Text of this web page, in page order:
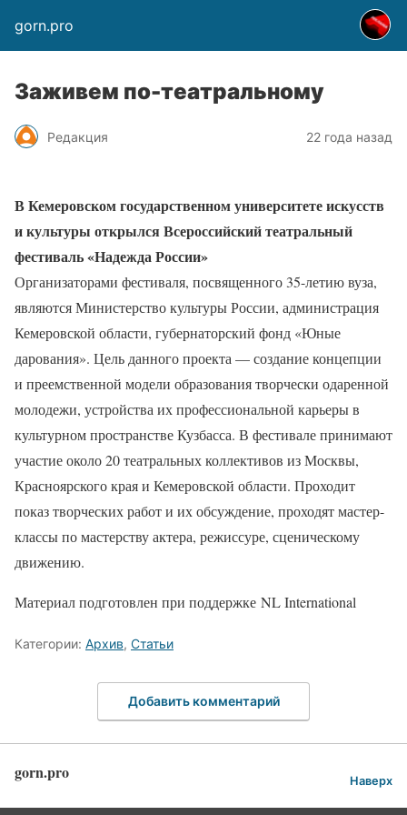
gorn.pro
Заживем по-театральному
Редакция 22 года назад
В Кемеровском государственном университете искусств
и культуры открылся Всероссийский театральный
фестиваль «Надежда России»
Организаторами фестиваля, посвященного 35-летию вуза,
являются Министерство культуры России, администрация
Кемеровской области, губернаторский фонд «Юные
дарования». Цель данного проекта — создание концепции
и преемственной модели образования творчески одаренной
молодежи, устройства их профессиональной карьеры в
культурном пространстве Кузбасса. В фестивале принимают
участие около 20 театральных коллективов из Москвы,
Красноярского края и Кемеровской области. Проходит
показ творческих работ и их обсуждение, проходят мастер-
классы по мастерству актера, режиссуре, сценическому
движению.
Материал подготовлен при поддержке NL International
Категории: Архив, Статьи
Добавить комментарий
gorn.pro Наверх